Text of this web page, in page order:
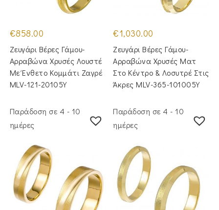
€858.00
Ζευγάρι Βέρες Γάμου-
Αρραβώνα Χρυσές Λουστέ
Με Ένθετο Κομμάτι Ζαγρέ
MLV-121-20105Y
€1,030.00
Ζευγάρι Βέρες Γάμου-
Αρραβώνα Χρυσές Ματ
Στο Κέντρο & Λοσυτρέ Στις
Άκρες MLV-365-101005Y
Παράδοση σε 4 - 10
ημέρες
Παράδοση σε 4 - 10
ημέρες